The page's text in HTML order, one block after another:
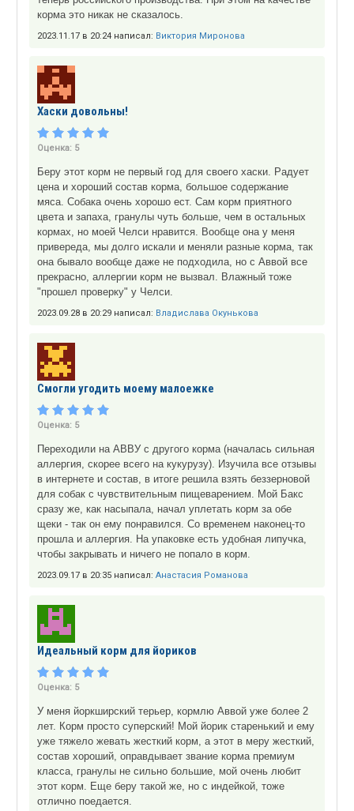
корма это никак не сказалось.
2023.11.17 в 20:24 написал: Виктория Миронова
Хаски довольны!
Оценка: 5
Беру этот корм не первый год для своего хаски. Радует
цена и хороший состав корма, большое содержание
мяса. Собака очень хорошо ест. Сам корм приятного
цвета и запаха, гранулы чуть больше, чем в остальных
кормах, но моей Челси нравится. Вообще она у меня
привереда, мы долго искали и меняли разные корма, так
она бывало вообще даже не подходила, но с Аввой все
прекрасно, аллергии корм не вызвал. Влажный тоже
"прошел проверку" у Челси.
2023.09.28 в 20:29 написал: Владислава Окунькова
Смогли угодить моему малоежке
Оценка: 5
Переходили на АВВУ с другого корма (началась сильная
аллергия, скорее всего на кукурузу). Изучила все отзывы
в интернете и состав, в итоге решила взять беззерновой
для собак с чувствительным пищеварением. Мой Бакс
сразу же, как насыпала, начал уплетать корм за обе
щеки - так он ему понравился. Со временем наконец-то
прошла и аллергия. На упаковке есть удобная липучка,
чтобы закрывать и ничего не попало в корм.
2023.09.17 в 20:35 написал: Анастасия Романова
Идеальный корм для йориков
Оценка: 5
У меня йоркширский терьер, кормлю Аввой уже более 2
лет. Корм просто суперский! Мой йорик старенький и ему
уже тяжело жевать жесткий корм, а этот в меру жесткий,
состав хороший, оправдывает звание корма премиум
класса, гранулы не сильно большие, мой очень любит
этот корм. Еще беру такой же, но с индейкой, тоже
отлично поедается.